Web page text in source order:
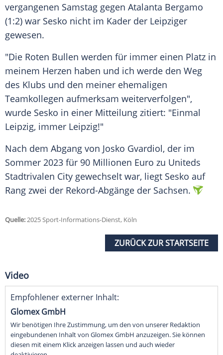
vergangenen Samstag gegen Atalanta Bergamo
(1:2) war Sesko nicht im Kader der Leipziger
gewesen.
"Die Roten Bullen werden für immer einen Platz in
meinem Herzen haben und ich werde den Weg
des Klubs und den meiner ehemaligen
Teamkollegen aufmerksam weiterverfolgen",
wurde Sesko in einer Mitteilung zitiert: "Einmal
Leipzig, immer Leipzig!"
Nach dem Abgang von Josko Gvardiol, der im
Sommer 2023 für 90 Millionen Euro zu Uniteds
Stadtrivalen City gewechselt war, liegt Sesko auf
Rang zwei der Rekord-Abgänge der Sachsen.
Quelle:2025 Sport-Informations-Dienst, Köln
ZURÜCK ZUR STARTSEITE
Video
Empfohlener externer Inhalt:
Glomex GmbH
Wir benötigen Ihre Zustimmung, um den von unserer Redaktion
eingebundenen Inhalt von Glomex GmbH anzuzeigen. Sie können
diesen mit einem Klick anzeigen lassen und auch wieder